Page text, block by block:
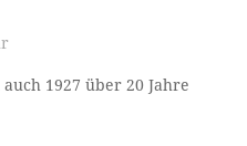
1927 über 20 Jahre